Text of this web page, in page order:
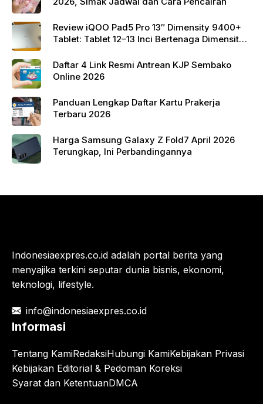
Review iQOO Pad5 Pro 13″ Dimensity 9400+
Tablet: Tablet 12–13 Inci Bertenaga Dimensity
Daftar 4 Link Resmi Antrean KJP Sembako
Online 2026
Panduan Lengkap Daftar Kartu Prakerja
Terbaru 2026
Harga Samsung Galaxy Z Fold7 April 2026
Terungkap, Ini Perbandingannya
Indonesiaexpres.co.id adalah portal berita yang
menyajika terkini seputar dunia bisnis, ekonomi,
teknologi, lifestyle.
info@indonesiaexpres.co.id
Informasi
Tentang KamiRedaksiHubungi KamiKebijakan Privasi
Kebijakan Editorial & Pedoman Koreksi
Syarat dan KetentuanDMCA